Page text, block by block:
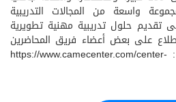
واسعة من المجالات التدريبية
تقديم حلول تدريبية مهنية تطويرية
على بعض أعضاء فريق المحاضرين
https://www.camecenter.com/center-